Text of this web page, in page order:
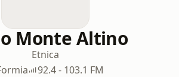
Monte Altino
Etnica
92.4 - 103.1 FM